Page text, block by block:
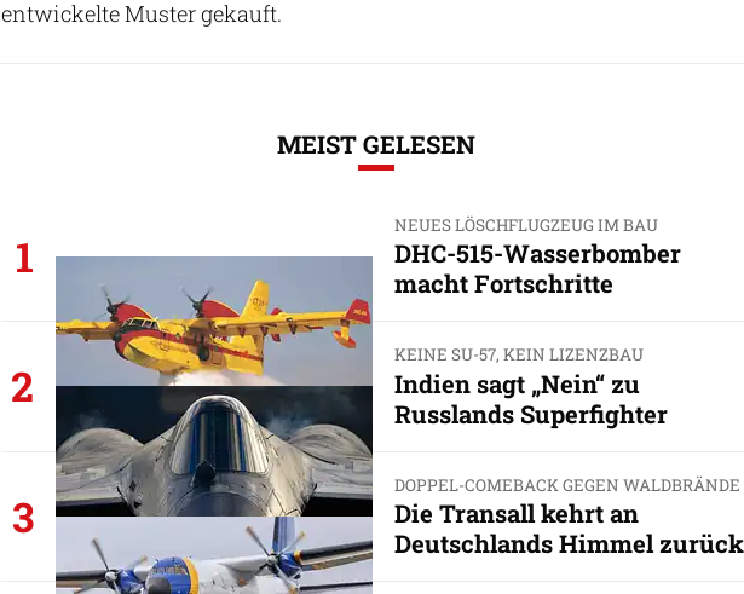
entwickelte Muster gekauft.
MEIST GELESEN
1
NEUES LÖSCHFLUGZEUG IM BAU
DHC-515-Wasserbomber
macht Fortschritte
2
KEINE SU-57, KEIN LIZENZBAU
Indien sagt „Nein“ zu
Russlands Superfighter
3
DOPPEL-COMEBACK GEGEN WALDBRÄNDE
Die Transall kehrt an
Deutschlands Himmel